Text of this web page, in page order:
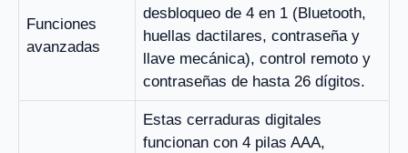
Funciones
avanzadas
desbloqueo de 4 en 1 (Bluetooth,
huellas dactilares, contraseña y
llave mecánica), control remoto y
contraseñas de hasta 26 dígitos.
Estas cerraduras digitales
funcionan con 4 pilas AAA,